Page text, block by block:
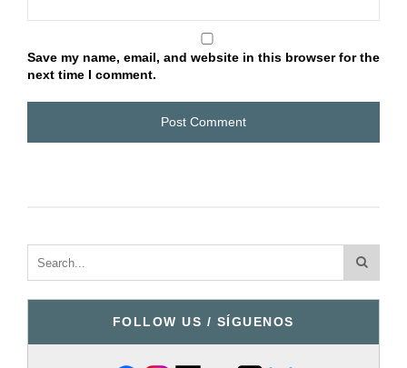
Save my name, email, and website in this browser for the
next time I comment.
FOLLOW US / SÍGUENOS